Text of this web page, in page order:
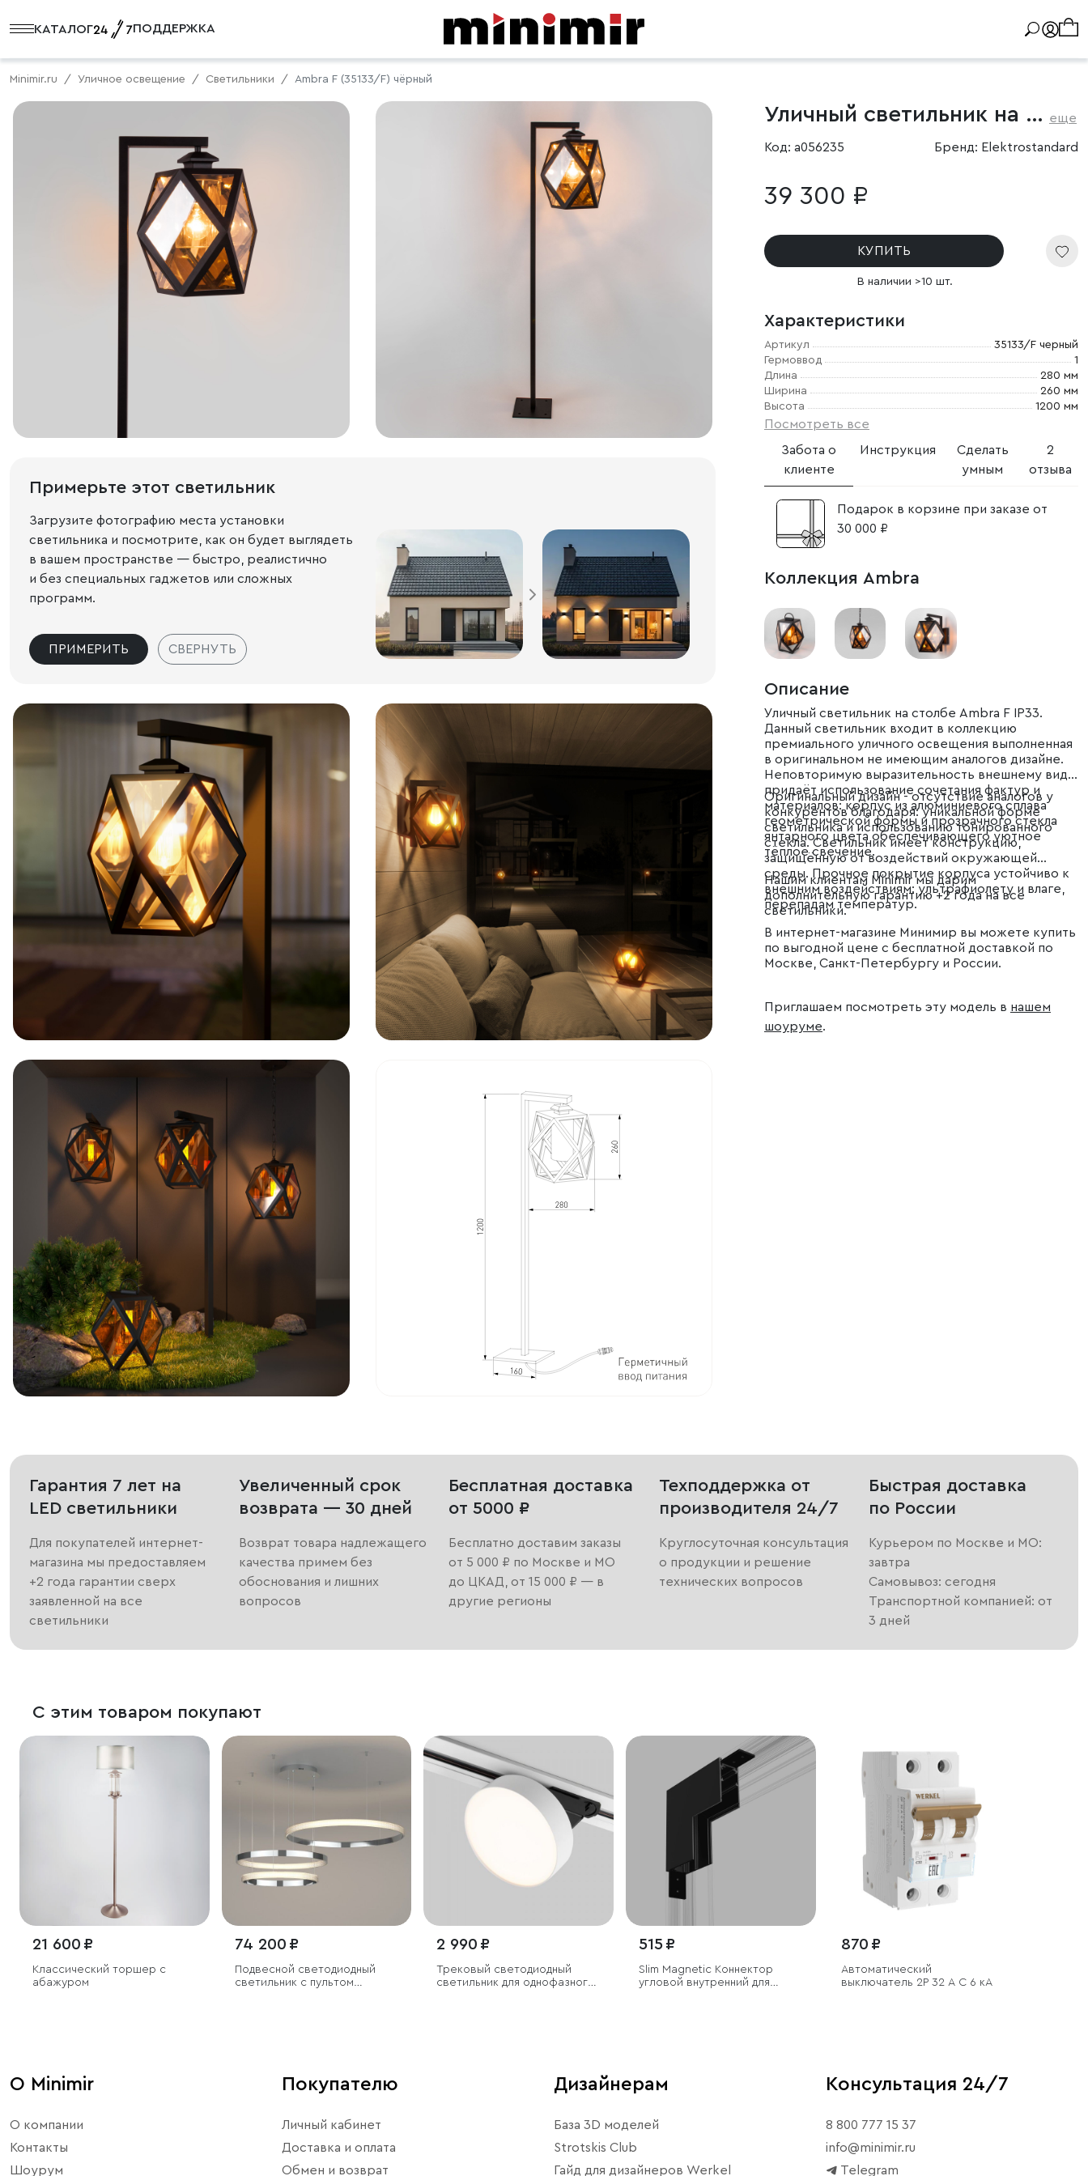
КАТАЛОГ ПОДДЕРЖКА
Minimir.ru Уличное освещение Светильники Ambra F (35133/F) чёрный
Примерьте этот светильник
Загрузите фотографию места установки
светильника и посмотрите, как он будет выглядеть
в вашем пространстве — быстро, реалистично
и без специальных гаджетов или сложных
программ.
ПРИМЕРИТЬ СВЕРНУТЬ
Уличный светильник на столбе Ambra F IP33 еще
Код: a056235 Бренд: Elektrostandard
39 300 ₽
КУПИТЬ
В наличии >10 шт.
Характеристики
Артикул
35133/F черный
Гермоввод
1
Длина
280 мм
Ширина
260 мм
Высота
1200 мм
Посмотреть все
Забота о
клиенте
Инструкция
Сделать
умным
2
отзыва
Подарок в корзине при заказе от
30 000 ₽
Коллекция Ambra
Описание
Уличный светильник на столбе Ambra F IP33.
Данный светильник входит в коллекцию
премиального уличного освещения выполненная
в оригинальном не имеющим аналогов дизайне.
Неповторимую выразительность внешнему виду
придаёт использование сочетания фактур и
материалов: корпус из алюминиевого сплава
геометрической формы и прозрачного стекла
янтарного цвета обеспечивающего уютное
тёплое свечение.
Оригинальный дизайн - отсутствие аналогов у
конкурентов благодаря: уникальной форме
светильника и использованию тонированного
стекла. Светильник имеет конструкцию,
защищённую от воздействий окружающей
среды. Прочное покрытие корпуса устойчиво к
внешним воздействиям: ультрафиолету и влаге,
перепадам температур.
Нашим клиентам Minimir мы дарим
дополнительную гарантию +2 года на все
светильники.
В интернет-магазине Минимир вы можете купить
по выгодной цене с бесплатной доставкой по
Москве, Санкт-Петербургу и России.
Приглашаем посмотреть эту модель в нашем
шоуруме.
Гарантия 7 лет на
LED светильники
Для покупателей интернет-
магазина мы предоставляем
+2 года гарантии сверх
заявленной на все
светильники
Увеличенный срок
возврата — 30 дней
Возврат товара надлежащего
качества примем без
обоснования и лишних
вопросов
Бесплатная доставка
от 5000 ₽
Бесплатно доставим заказы
от 5 000 ₽ по Москве и МО
до ЦКАД, от 15 000 ₽ — в
другие регионы
Техподдержка от
производителя 24/7
Круглосуточная консультация
о продукции и решение
технических вопросов
Быстрая доставка
по России
Курьером по Москве и МО:
завтра
Самовывоз: сегодня
Транспортной компанией: от
3 дней
С этим товаром покупают
21 600 ₽
Классический торшер с
абажуром
74 200 ₽
Подвесной светодиодный
светильник с пультом
2 990 ₽
Трековый светодиодный
светильник для однофазного
515 ₽
Slim Magnetic Коннектор
угловой внутренний для
870 ₽
Автоматический
выключатель 2P 32 A C 6 кА
О Minimir
О компании
Контакты
Шоурум
Покупателю
Личный кабинет
Доставка и оплата
Обмен и возврат
Дизайнерам
База 3D моделей
Strotskis Club
Гайд для дизайнеров Werkel
Консультация 24/7
8 800 777 15 37
info@minimir.ru
Telegram